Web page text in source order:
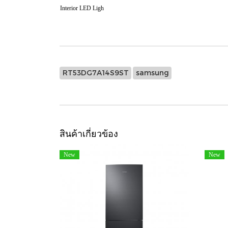
Interior LED Ligh
RT53DG7A14S9ST samsung
สินค้าเกี่ยวข้อง
New New